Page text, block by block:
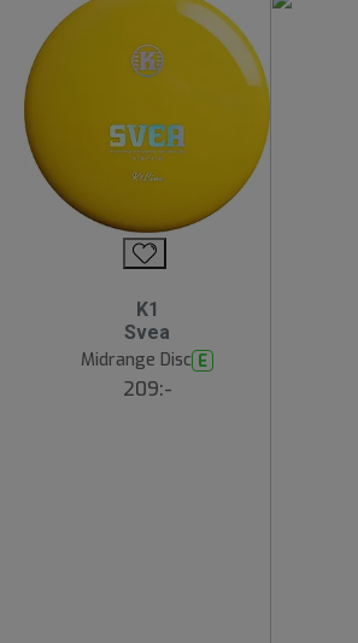
K1
Svea
Midrange Disc E
209:-